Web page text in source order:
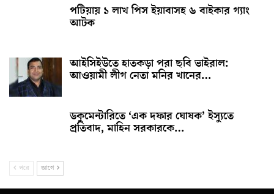
পটিয়ায় ১ লাখ পিস ইয়াবাসহ ৬ বাইকার গ্যাং
আটক
আইসিইউতে হাতকড়া পরা ছবি ভাইরাল:
আওয়ামী লীগ নেতা মনির খানের…
ডকুমেন্টারিতে ‘এক দফার ঘোষক’ ইস্যুতে
প্রতিবাদ, মাহিন সরকারকে…
পরে আগে